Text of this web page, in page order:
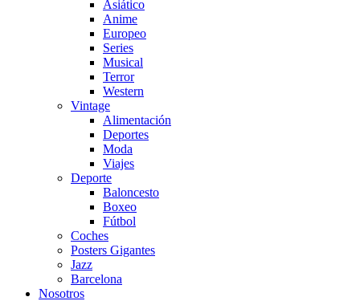
Asiático
Anime
Europeo
Series
Musical
Terror
Western
Vintage
Alimentación
Deportes
Moda
Viajes
Deporte
Baloncesto
Boxeo
Fútbol
Coches
Posters Gigantes
Jazz
Barcelona
Nosotros